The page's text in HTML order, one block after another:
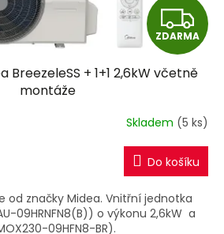
Z
D
A
R
M
A
ZDARMA
BreezeleSS + 1+1 2,6kW včetně
montáže
Skladem (5 ks)
Do košíku
od značky Midea. Vnitřní jednotka
09HRNFN8(B)) o výkonu 2,6kW a
09HFN8-BR).